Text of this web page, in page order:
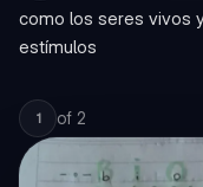
como los seres vivos
estímulos
1 of 2